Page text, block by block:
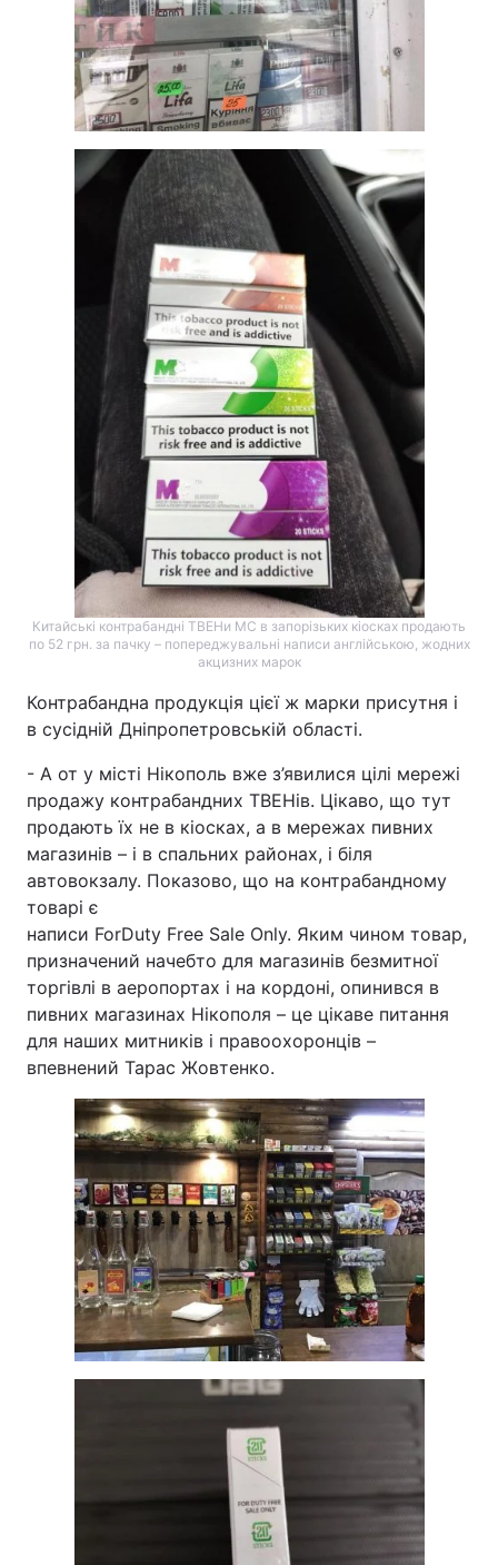
Китайські контрабандні ТВЕНи МС в запорізьких кіосках продають
по 52 грн. за пачку – попереджувальні написи англійською, жодних
акцизних марок
Контрабандна продукція цієї ж марки присутня і
в сусідній Дніпропетровській області.
- А от у місті Нікополь вже з’явилися цілі мережі
продажу контрабандних ТВЕНів. Цікаво, що тут
продають їх не в кіосках, а в мережах пивних
магазинів – і в спальних районах, і біля
автовокзалу. Показово, що на контрабандному
товарі є
написи ForDuty Free Sale Only. Яким чином товар,
призначений начебто для магазинів безмитної
торгівлі в аеропортах і на кордоні, опинився в
пивних магазинах Нікополя – це цікаве питання
для наших митників і правоохоронців –
впевнений Тарас Жовтенко.